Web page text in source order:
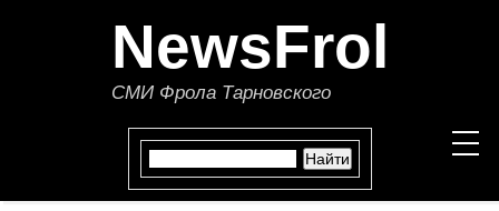
NewsFrol
СМИ Фрола Тарновского